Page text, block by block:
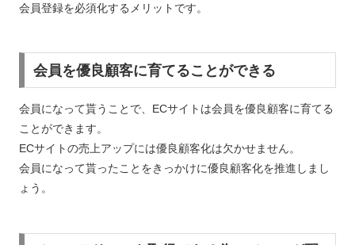
会員登録を必須化するメリットです。
会員を優良顧客に育てることができる
会員になって貰うことで、ECサイトは会員を優良顧客に育てる
ことができます。
ECサイトの売上アップには優良顧客化は欠かせません。
会員になって貰ったことをきっかけに優良顧客化を推進しまし
ょう。